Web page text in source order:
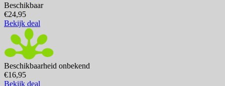
Beschikbaar
€24,95
Bekijk deal
Beschikbaarheid onbekend
€16,95
Bekijk deal